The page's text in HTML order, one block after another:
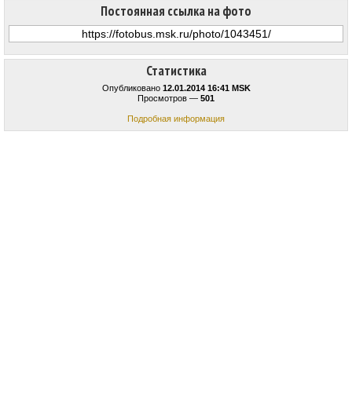
Статистика
Опубликовано 12.01.2014 16:41 MSK
Просмотров — 501
Подробная информация
Постоянная ссылка на фото